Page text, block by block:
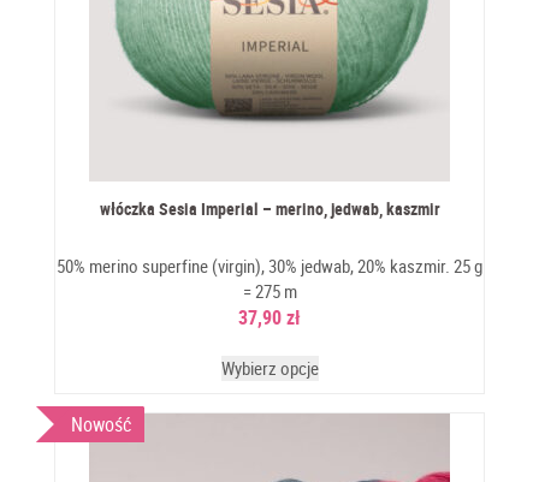
włóczka Sesia Imperial – merino, jedwab, kaszmir
50% merino superfine (virgin), 30% jedwab, 20% kaszmir. 25 g
= 275 m
37,90zł
Wybierz opcje
Nowość